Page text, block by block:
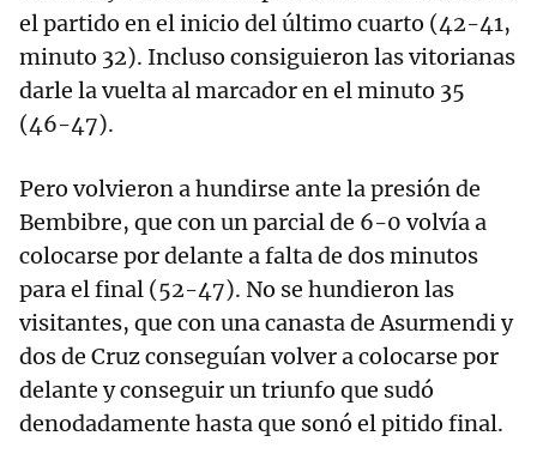
el partido en el inicio del último cuarto (42-41,
minuto 32). Incluso consiguieron las vitorianas
darle la vuelta al marcador en el minuto 35
(46-47).
Pero volvieron a hundirse ante la presión de
Bembibre, que con un parcial de 6-0 volvía a
colocarse por delante a falta de dos minutos
para el final (52-47). No se hundieron las
visitantes, que con una canasta de Asurmendi y
dos de Cruz conseguían volver a colocarse por
delante y conseguir un triunfo que sudó
denodadamente hasta que sonó el pitido final.